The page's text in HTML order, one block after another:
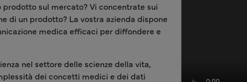
sul mercato? Vi concentrate sui
di un prodotto? La vostra azienda dispone
medica efficaci per diffondere e
nel settore delle scienze della vita,
dei concetti medici e dei dati